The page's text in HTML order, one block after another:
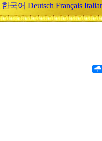
한국어 Deutsch Français